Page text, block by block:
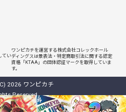
てい
ワンピカチを運営する株式会社コレックホール
ディングスは景表法・特定商取引法に関する認定
資格「KTAA」の団体認証マークを取得していま
す。
2026 ワンピカチ
Reserved.